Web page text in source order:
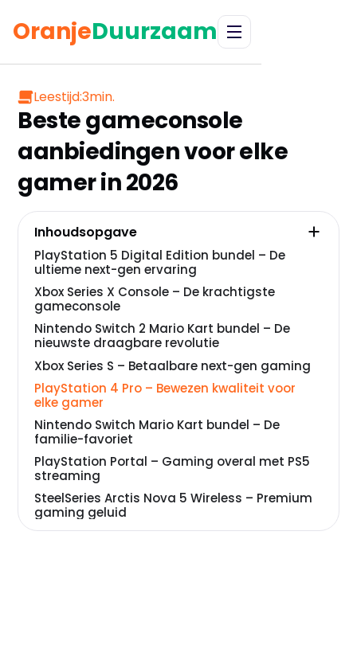
OranjeDuurzaam
Leestijd:3min.
Beste gameconsole
aanbiedingen voor elke
gamer in 2026
Inhoudsopgave
PlayStation 5 Digital Edition bundel – De
ultieme next-gen ervaring
Xbox Series X Console – De krachtigste
gameconsole
Nintendo Switch 2 Mario Kart bundel – De
nieuwste draagbare revolutie
Xbox Series S – Betaalbare next-gen gaming
PlayStation 4 Pro – Bewezen kwaliteit voor
elke gamer
Nintendo Switch Mario Kart bundel – De
familie-favoriet
PlayStation Portal – Gaming overal met PS5
streaming
SteelSeries Arctis Nova 5 Wireless – Premium
gaming geluid
Veelgestelde vragen over gameconsole